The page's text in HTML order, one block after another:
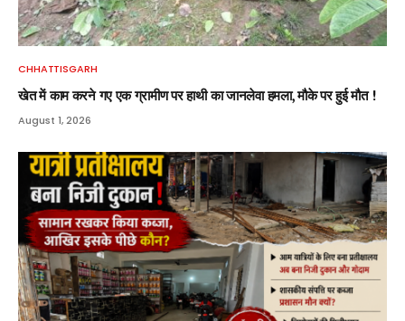
CHHATTISGARH
खेत में काम करने गए एक ग्रामीण पर हाथी का जानलेवा हमला, मौके पर हुई मौत !
August 1, 2026